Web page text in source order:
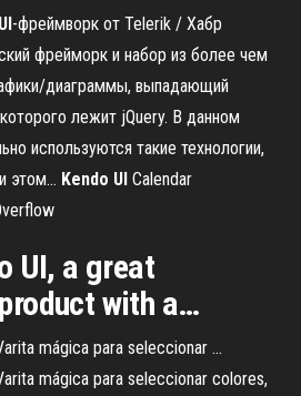
UI-фреймворк от Telerik / Хабр
фрейморк и набор из более чем
диаграммы, выпадающий
лежит jQuery. В данном
используются такие технологии,
этом... Kendo UI Calendar
UI, a great
with a…
mágica para seleccionar ...
mágica para seleccionar colores,